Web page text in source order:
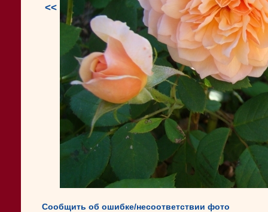
<<
Сообщить об ошибке/несоответствии фото